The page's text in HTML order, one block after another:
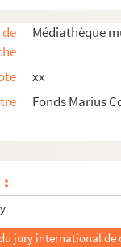
Médiathèque
xx
Fonds Marius
:
et arrangeur
de la RTF, puis
jury international